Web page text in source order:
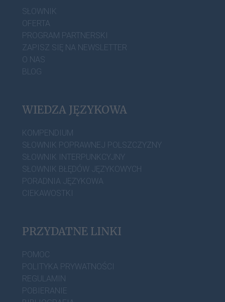
SŁOWNIK
OFERTA
PROGRAM PARTNERSKI
ZAPISZ SIĘ NA NEWSLETTER
O NAS
BLOG
WIEDZA JĘZYKOWA
KOMPENDIUM
SŁOWNIK POPRAWNEJ POLSZCZYZNY
SŁOWNIK INTERPUNKCYJNY
SŁOWNIK BŁĘDÓW JĘZYKOWYCH
PORADNIA JĘZYKOWA
CIEKAWOSTKI
PRZYDATNE LINKI
POMOC
POLITYKA PRYWATNOŚCI
REGULAMIN
POBIERANIE